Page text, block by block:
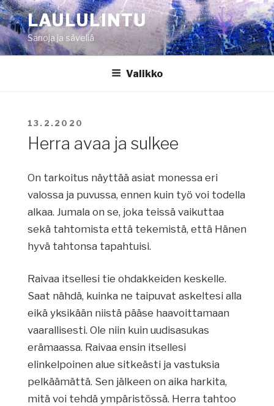
Siirry
sisältöönLAULULINTU
Sanoja ja säveliä
Valikko
JULKAISTU
13.2.2020
Herra avaa ja sulkee
On tarkoitus näyttää asiat monessa eri
valossa ja puvussa, ennen kuin työ voi todella
alkaa. Jumala on se, joka teissä vaikuttaa
sekä tahtomista että tekemistä, että Hänen
hyvä tahtonsa tapahtuisi.
Raivaa itsellesi tie ohdakkeiden keskelle.
Saat nähdä, kuinka ne taipuvat askeltesi alla
eikä yksikään niistä pääse haavoittamaan
vaarallisesti. Ole niin kuin uudisasukas
erämaassa. Raivaa ensin itsellesi
elinkelpoinen alue sitkeästi ja vastuksia
pelkäämättä. Sen jälkeen on aika harkita,
mitä voi tehdä ympäristössä. Herra tahtoo